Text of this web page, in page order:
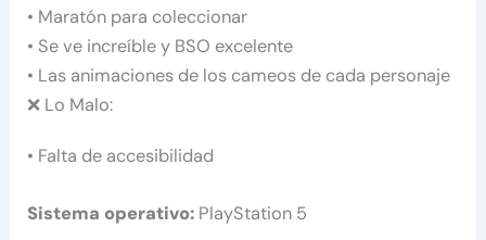
• Maratón para coleccionar
• Se ve increíble y BSO excelente
• Las animaciones de los cameos de cada personaje
❌ Lo Malo:
• Falta de accesibilidad
Sistema operativo: PlayStation 5